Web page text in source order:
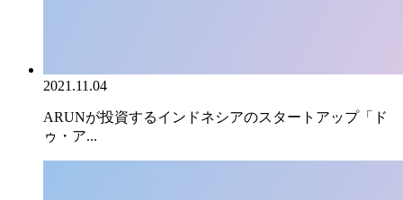
2021.11.04
ARUNが投資するインドネシアのスタートアップ「ド
ゥ・ア...